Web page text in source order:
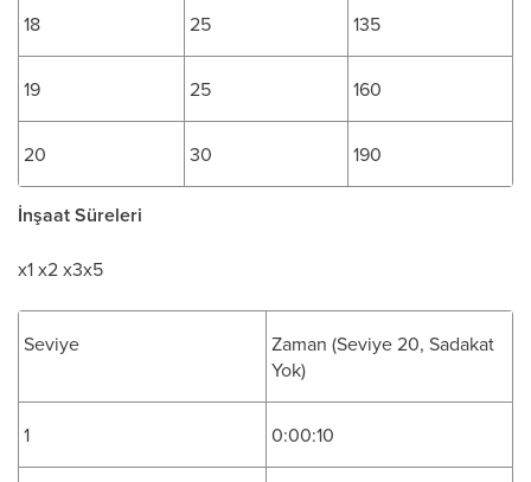
18 25 135
19 25 160
20 30 190
İnşaat Süreleri
x1 x2 x3x5
Seviye
Zaman (Seviye 20, Sadakat
Yok)
1 0:00:10